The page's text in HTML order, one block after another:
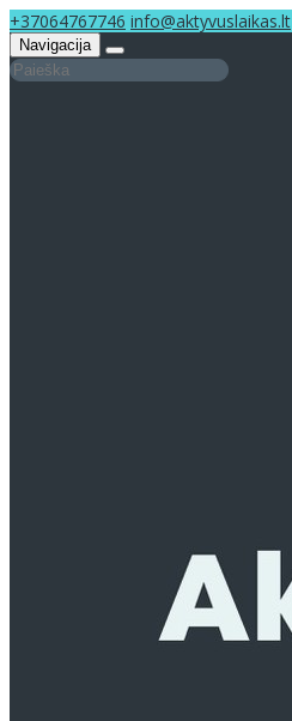
+37064767746 info@aktyvuslaikas.lt
Navigacija